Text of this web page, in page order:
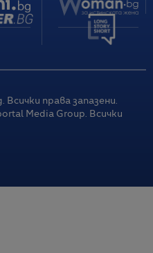
Всички права запазени.
Media Group. Всички